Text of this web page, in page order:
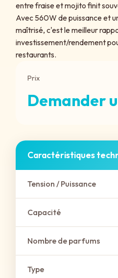
entre fraise et mojito finit
Avec 560W de puissance et
maîtrisé, c'est le meilleur
investissement/rendement
restaurants.
Prix
Demander
Caractéristiques
Tension / Puissance
Capacité
Nombre de parfums
Type